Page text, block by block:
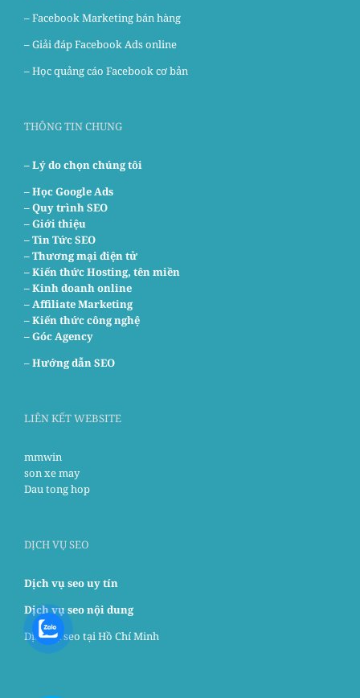
–Facebook Marketing bán hàng
–Giải đáp Facebook Ads online
–Học quảng cáo Facebook cơ bản
THÔNG TIN CHUNG
– Lý do chọn chúng tôi
–Học Google Ads
– Quy trình SEO
– Giới thiệu
– Tin Tức SEO
– Thương mại điện tử
– Kiến thức Hosting, tên miền
– Kinh doanh online
– Affiliate Marketing
– Kiến thức công nghệ
– Góc Agency
–Hướng dẫn SEO
LIÊN KẾT WEBSITE
mmwin
son xe may
Dau tong hop
DỊCH VỤ SEO
Dịch vụ seo uy tín
Dịch vụ seo nội dung
Dịch vụ seo tại Hồ Chí Minh